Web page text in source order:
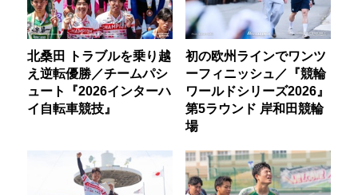
北桑田 トラブルを乗り越
え逆転優勝／チームパシ
ュート『2026インターハ
イ自転車競技』
初の欧州ラインでワンツ
ーフィニッシュ／『競輪
ワールドシリーズ2026』
第5ラウンド 岸和田競輪
場